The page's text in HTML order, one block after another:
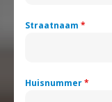
Straatnaam *
Huisnummer*